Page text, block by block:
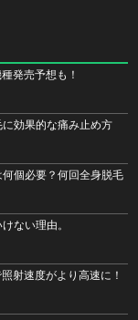
発売予想も！
効果的な痛み止め方
個必要？何回全身脱毛
ない理由。
射速度がより高速に！